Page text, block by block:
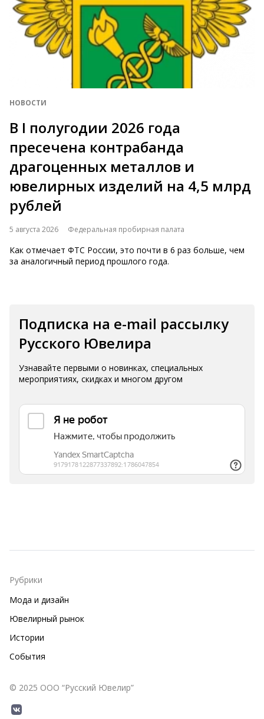
НОВОСТИ
В I полугодии 2026 года
пресечена контрабанда
драгоценных металлов и
ювелирных изделий на 4,5 млрд
рублей
5 августа 2026 Федеральная пробирная палата
Как отмечает ФТС России, это почти в 6 раз больше, чем
за аналогичный период прошлого года.
Подписка на e-mail рассылку
Русского Ювелира
Узнавайте первыми о новинках, специальных
мероприятиях, скидках и многом другом
© 2025 ООО “Русский Ювелир”
Рубрики
Мода и дизайн
Ювелирный рынок
Истории
События